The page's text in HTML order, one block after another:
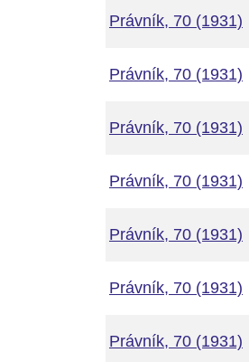
Právník, 70 (1931)
Právník, 70 (1931)
Právník, 70 (1931)
Právník, 70 (1931)
Právník, 70 (1931)
Právník, 70 (1931)
Právník, 70 (1931)